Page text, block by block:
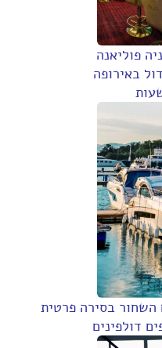
פוליאנה
באירופה
השחור בסירה פרטית
דולפינים